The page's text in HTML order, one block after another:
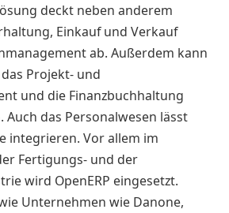
deckt neben anderem
Einkauf und Verkauf
ab. Außerdem kann
Projekt- und
und die Finanzbuchhaltung
Auch das Personalwesen lässt
integrieren. Vor allem im
Fertigungs- und der
wird OpenERP eingesetzt.
Unternehmen wie Danone,